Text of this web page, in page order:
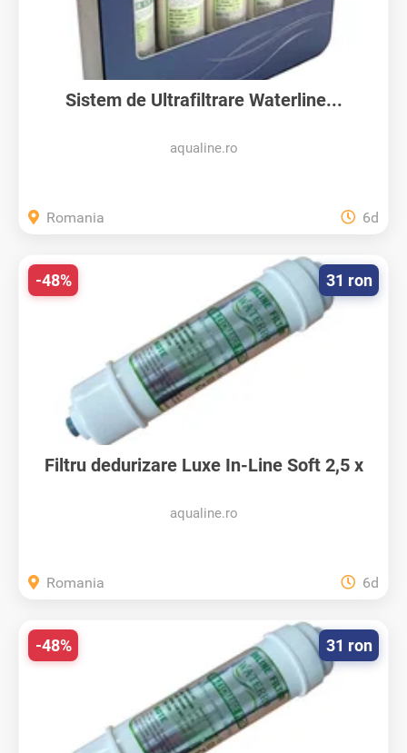
Sistem de Ultrafiltrare Waterline...
aqualine.ro
Romania 6d
Filtru dedurizare Luxe In-Line Soft 2,5 x
aqualine.ro
31 ron
-48%
Romania 6d
31 ron
-48%